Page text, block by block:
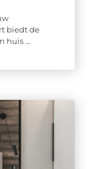
biedt de
huis ...